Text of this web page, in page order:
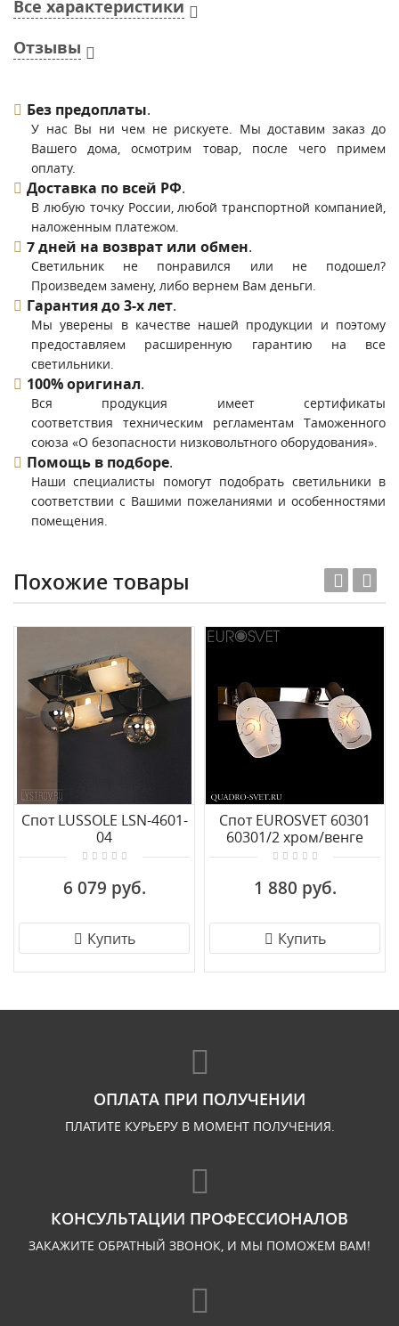
Все характеристики
Отзывы
Без предоплаты.
У нас Вы ни чем не рискуете. Мы доставим заказ до
Вашего дома, осмотрим товар, после чего примем
оплату.
Доставка по всей РФ.
В любую точку России, любой транспортной компанией,
наложенным платежом.
7 дней на возврат или обмен.
Светильник не понравился или не подошел?
Произведем замену, либо вернем Вам деньги.
Гарантия до 3-х лет.
Мы уверены в качестве нашей продукции и поэтому
предоставляем расширенную гарантию на все
светильники.
100% оригинал.
Вся продукция имеет сертификаты
соответствия техническим регламентам Таможенного
союза «О безопасности низковольтного оборудования».
Помощь в подборе.
Наши специалисты помогут подобрать светильники в
соответствии с Вашими пожеланиями и особенностями
помещения.
Похожие товары
Спот LUSSOLE LSN-4601-
04
6 079 руб.
Купить
Спот EUROSVET 60301
60301/2 хром/венге
1 880 руб.
Купить
ОПЛАТА ПРИ ПОЛУЧЕНИИ
ПЛАТИТЕ КУРЬЕРУ В МОМЕНТ ПОЛУЧЕНИЯ.
КОНСУЛЬТАЦИИ ПРОФЕССИОНАЛОВ
ЗАКАЖИТЕ ОБРАТНЫЙ ЗВОНОК, И МЫ ПОМОЖЕМ ВАМ!